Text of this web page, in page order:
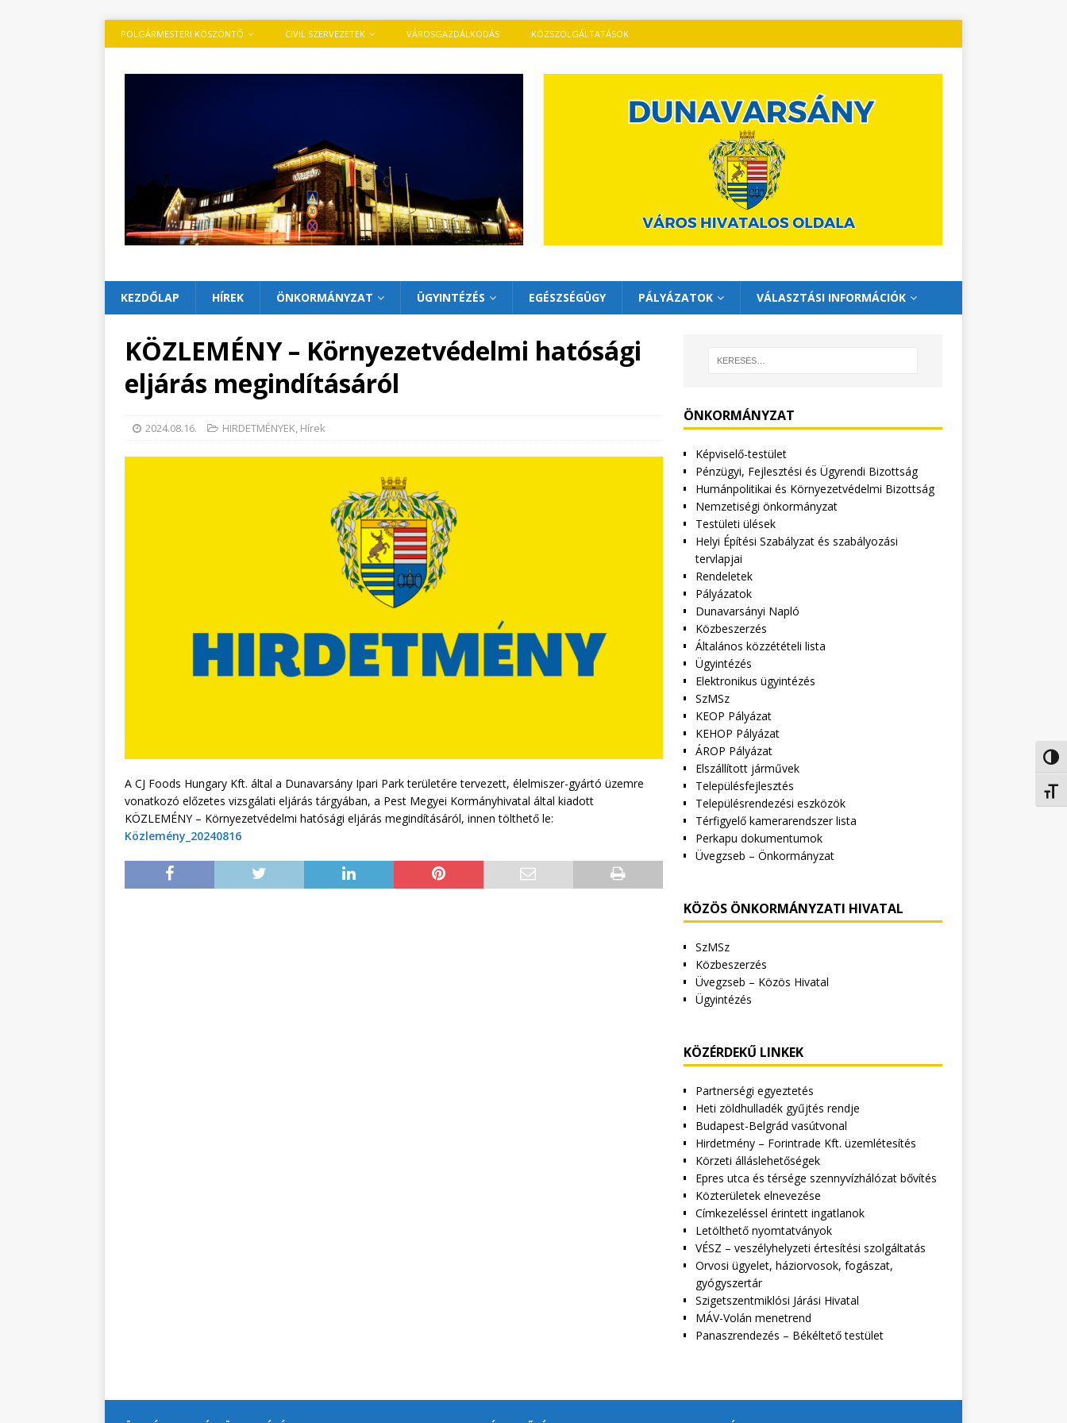
POLGÁRMESTERI KÖSZÖNTŐ CIVIL SZERVEZETEK VÁROSGAZDÁLKODÁS KÖZSZOLGÁLTATÁSOK
KEZDŐLAP HÍREK ÖNKORMÁNYZAT ÜGYINTÉZÉS EGÉSZSÉGÜGY PÁLYÁZATOK VÁLASZTÁSI INFORMÁCIÓK
KÖZLEMÉNY – Környezetvédelmi hatósági
eljárás megindításáról
2024.08.16. HIRDETMÉNYEK, Hírek
A CJ Foods Hungary Kft. által a Dunavarsány Ipari Park területére tervezett, élelmiszer-gyártó üzemre
vonatkozó előzetes vizsgálati eljárás tárgyában, a Pest Megyei Kormányhivatal által kiadott
KÖZLEMÉNY – Környezetvédelmi hatósági eljárás megindításáról, innen tölthető le:
Közlemény_20240816
ÖNKORMÁNYZAT
Képviselő-testület
Pénzügyi, Fejlesztési és Ügyrendi Bizottság
Humánpolitikai és Környezetvédelmi Bizottság
Nemzetiségi önkormányzat
Testületi ülések
Helyi Építési Szabályzat és szabályozási
tervlapjai
Rendeletek
Pályázatok
Dunavarsányi Napló
Közbeszerzés
Általános közzétételi lista
Ügyintézés
Elektronikus ügyintézés
SzMSz
KEOP Pályázat
KEHOP Pályázat
ÁROP Pályázat
Elszállított járművek
Településfejlesztés
Településrendezési eszközök
Térfigyelő kamerarendszer lista
Perkapu dokumentumok
Üvegzseb – Önkormányzat
KÖZÖS ÖNKORMÁNYZATI HIVATAL
SzMSz
Közbeszerzés
Üvegzseb – Közös Hivatal
Ügyintézés
KÖZÉRDEKŰ LINKEK
Partnerségi egyeztetés
Heti zöldhulladék gyűjtés rendje
Budapest-Belgrád vasútvonal
Hirdetmény – Forintrade Kft. üzemlétesítés
Körzeti álláslehetőségek
Epres utca és térsége szennyvízhálózat bővítés
Közterületek elnevezése
Címkezeléssel érintett ingatlanok
Letölthető nyomtatványok
VÉSZ – veszélyhelyzeti értesítési szolgáltatás
Orvosi ügyelet, háziorvosok, fogászat,
gyógyszertár
Szigetszentmiklósi Járási Hivatal
MÁV-Volán menetrend
Panaszrendezés – Békéltető testület